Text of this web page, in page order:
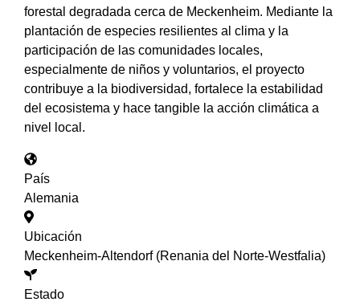
forestal degradada cerca de Meckenheim. Mediante la
plantación de especies resilientes al clima y la
participación de las comunidades locales,
especialmente de niños y voluntarios, el proyecto
contribuye a la biodiversidad, fortalece la estabilidad
del ecosistema y hace tangible la acción climática a
nivel local.
País
Alemania
Ubicación
Meckenheim-Altendorf (Renania del Norte-Westfalia)
Estado